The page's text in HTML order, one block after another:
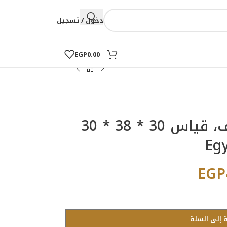
دخول / تسجيل
EGP0.00
خزنة رقمية مزودة برف، قياس 30 * 38 * 30
EGP
إلى السلة